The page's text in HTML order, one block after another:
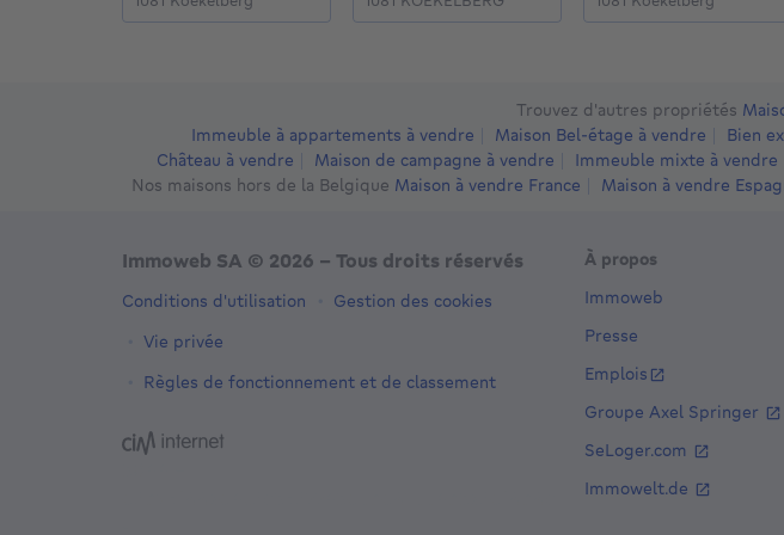
Trouvez d'autres propriétés
Immeuble à appartements à vendre
Maison Bel-étage à vendre Bien
Château à vendre
Maison de campagne à vendre Immeuble mixte à vendre
Nos maisons hors de la Belgique Maison à vendre France Maison à vendre
À propos
Immoweb
Presse
Emplois
Groupe Axel Springer
SeLoger.com
Immowelt.de
Immoweb SA © 2026 - Tous droits réservés
Conditions d'utilisation
Gestion des cookies
Vie privée
Règles de fonctionnement et de classement